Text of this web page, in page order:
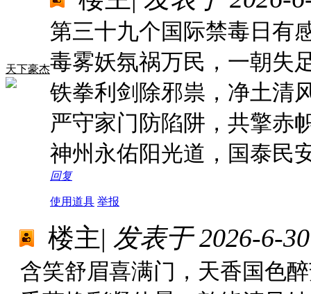
天下豪杰
第三十九个国际禁毒日有
毒雾妖氛祸万民，一朝失
铁拳利剑除邪祟，净土清
严守家门防陷阱，共擎赤
神州永佑阳光道，国泰民
回复
使用道具 举报
楼主| 发表于 2026-6-
含笑舒眉喜满门，天香国色